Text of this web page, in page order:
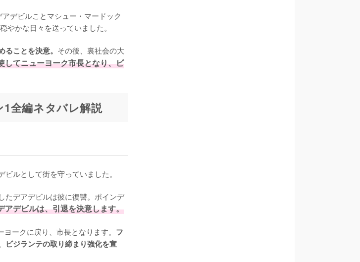
アデビルことマシュー・マードック
やかな日々を送っていました。
ことを決意。 その後、裏社会の大
してニューヨーク市長となり、ビ
1全編ネタバレ解説
ルとして街を守っていました。
たデアデビルは彼に復讐。ポインデ
アデビルは、引退を決意します。
ークに戻り、市長となります。 フ
ビジランテの取り締まり強化を宣